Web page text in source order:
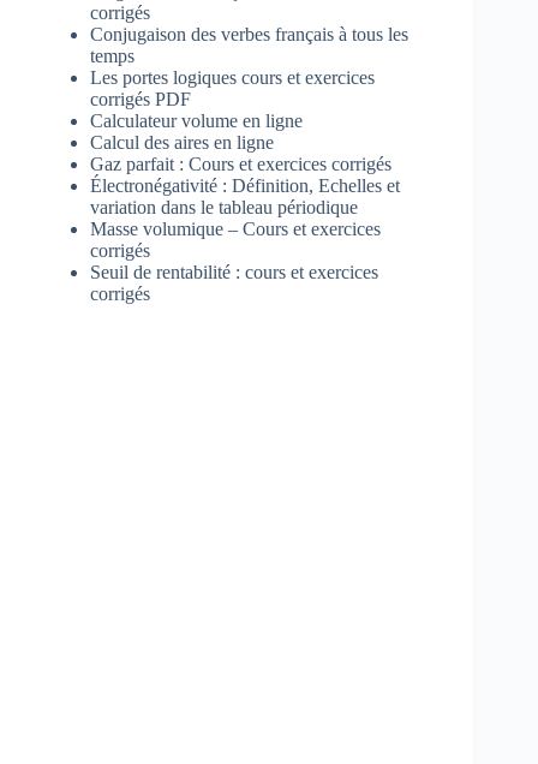
corrigés
Conjugaison des verbes français à tous les
temps
Les portes logiques cours et exercices
corrigés PDF
Calculateur volume en ligne
Calcul des aires en ligne
Gaz parfait : Cours et exercices corrigés
Électronégativité : Définition, Echelles et
variation dans le tableau périodique
Masse volumique – Cours et exercices
corrigés
Seuil de rentabilité : cours et exercices
corrigés